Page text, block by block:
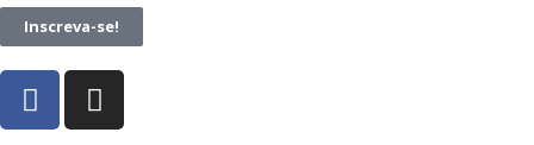
Inscreva-se!